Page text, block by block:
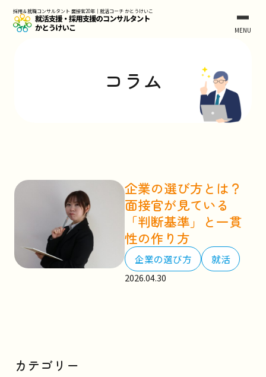
Skip採用＆就職コンサルタント 面接官20年｜就活コーチ かとうけいこ
MENU
コラム
企業の選び方とは？
面接官が見ている
「判断基準」と一貫
性の作り方
企業の選び方 就活
2026.04.30
カテゴリー